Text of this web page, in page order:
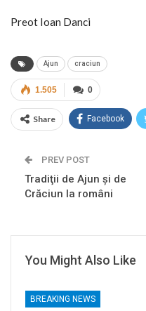
Preot Ioan Danci
Ajun craciun
0
1.505
Share Facebook
PREV POST
Tradiţii de Ajun şi de
Crăciun la români
You Might Also Like
BREAKING NEWS